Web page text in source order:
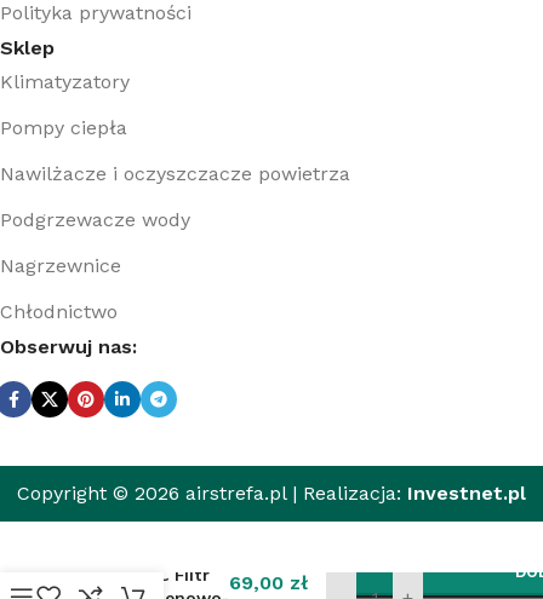
Polityka prywatności
Sklep
Klimatyzatory
Pompy ciepła
Nawilżacze i oczyszczacze powietrza
Podgrzewacze wody
Nagrzewnice
Chłodnictwo
Obserwuj nas:
Copyright © 2026 airstrefa.pl | Realizacja: Investnet.pl
Midea PAC Filtr
69,00 zł